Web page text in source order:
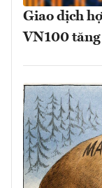
Giao dịch
VN100